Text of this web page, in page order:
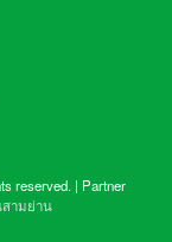
reserved. | Partner
ามย่าน